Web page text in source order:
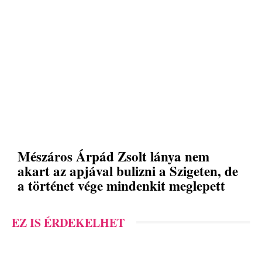
Mészáros Árpád Zsolt lánya nem
akart az apjával bulizni a Szigeten, de
a történet vége mindenkit meglepett
EZ IS ÉRDEKELHET